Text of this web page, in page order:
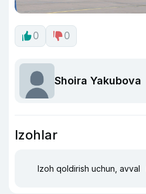
0 0
Shoira Yakubova
Izohlar
Izoh qoldirish uchun, avval